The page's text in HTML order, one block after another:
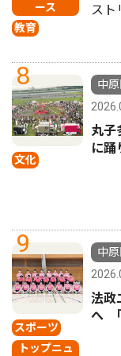
ース
教育
スト
8
文化
中
丸
に踊
9
スポーツ
トップニュ
中
法政
へ ｢